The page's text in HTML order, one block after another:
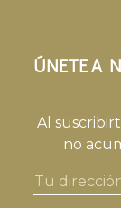
ÚNETE A
Al
no